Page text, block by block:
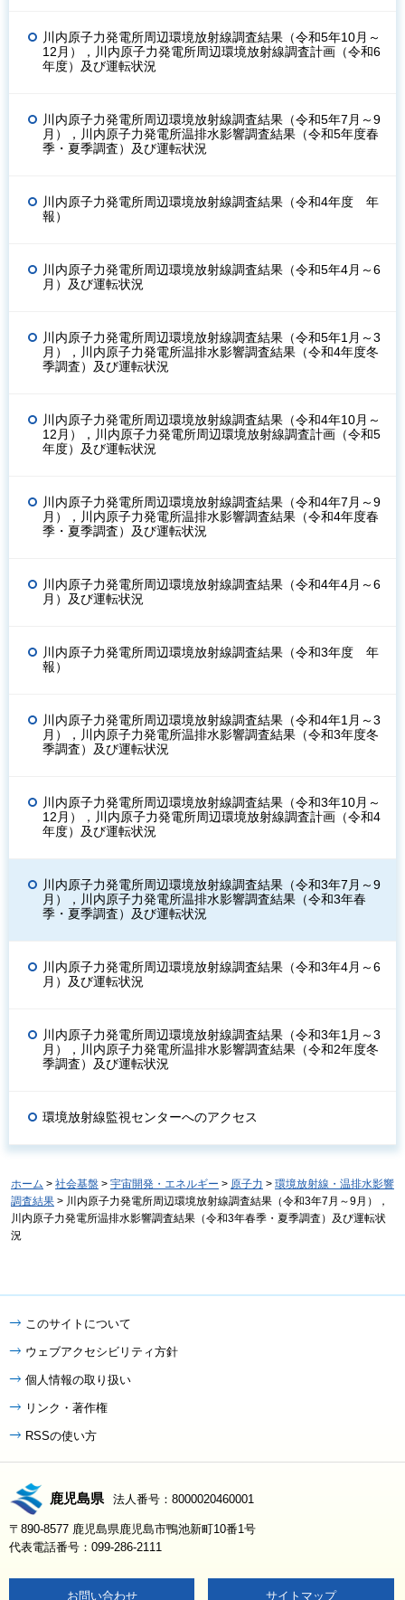
川内原子力発電所周辺環境放射線調査結果（令和5年10月～
12月），川内原子力発電所周辺環境放射線調査計画（令和6
年度）及び運転状況
川内原子力発電所周辺環境放射線調査結果（令和5年7月～9
月），川内原子力発電所温排水影響調査結果（令和5年度春
季・夏季調査）及び運転状況
川内原子力発電所周辺環境放射線調査結果（令和4年度 年
報）
川内原子力発電所周辺環境放射線調査結果（令和5年4月～6
月）及び運転状況
川内原子力発電所周辺環境放射線調査結果（令和5年1月～3
月），川内原子力発電所温排水影響調査結果（令和4年度冬
季調査）及び運転状況
川内原子力発電所周辺環境放射線調査結果（令和4年10月～
12月），川内原子力発電所周辺環境放射線調査計画（令和5
年度）及び運転状況
川内原子力発電所周辺環境放射線調査結果（令和4年7月～9
月），川内原子力発電所温排水影響調査結果（令和4年度春
季・夏季調査）及び運転状況
川内原子力発電所周辺環境放射線調査結果（令和4年4月～6
月）及び運転状況
川内原子力発電所周辺環境放射線調査結果（令和3年度 年
報）
川内原子力発電所周辺環境放射線調査結果（令和4年1月～3
月），川内原子力発電所温排水影響調査結果（令和3年度冬
季調査）及び運転状況
川内原子力発電所周辺環境放射線調査結果（令和3年10月～
12月），川内原子力発電所周辺環境放射線調査計画（令和4
年度）及び運転状況
川内原子力発電所周辺環境放射線調査結果（令和3年7月～9
月），川内原子力発電所温排水影響調査結果（令和3年春
季・夏季調査）及び運転状況
川内原子力発電所周辺環境放射線調査結果（令和3年4月～6
月）及び運転状況
川内原子力発電所周辺環境放射線調査結果（令和3年1月～3
月），川内原子力発電所温排水影響調査結果（令和2年度冬
季調査）及び運転状況
環境放射線監視センターへのアクセス
ホーム > 社会基盤 > 宇宙開発・エネルギー > 原子力 > 環境放射線・温排水影響
調査結果 > 川内原子力発電所周辺環境放射線調査結果（令和3年7月～9月），
川内原子力発電所温排水影響調査結果（令和3年春季・夏季調査）及び運転状
況
このサイトについて
ウェブアクセシビリティ方針
個人情報の取り扱い
リンク・著作権
RSSの使い方
鹿児島県 法人番号：8000020460001
〒890-8577 鹿児島県鹿児島市鴨池新町10番1号
代表電話番号：099-286-2111
お問い合わせ サイトマップ